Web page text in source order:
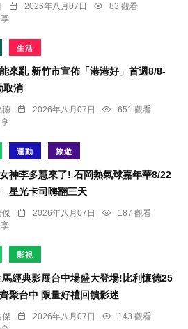
2026年八月07日
83 觀看
生活
來亂 新竹市宣佈「港港好」首週8/8-
取消
德 2026年八月07日
651 觀看
運動 旅遊
神李多慧來了! 石岡熱氣球嘉年華8/22
星光卡司嗨翻三天
傑 2026年八月07日
187 觀看
影視
經典影展台中場盛大登場!比利懷德25
聚台中 限量好禮回饋影迷
傑 2026年八月07日
143 觀看